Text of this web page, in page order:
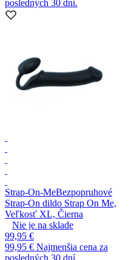
posledných 30 dní.
Strap-On-MeBezpopruhové
Strap-On dildo Strap On Me,
Veľkosť XL, Čierna
Nie je na sklade
99,95 €
99,95 € Najmenšia cena za
posledných 30 dní.